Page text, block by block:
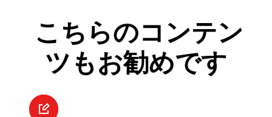
こちらのコンテン
ツもお勧めです